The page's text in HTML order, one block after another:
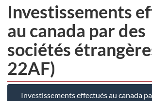
Investissements
au canada par des
sociétés
22AF)
Investissements effectués au canada